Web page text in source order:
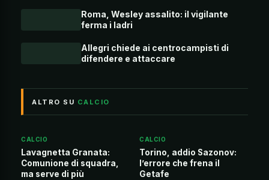
Roma, Wesley assalito: il vigilante
ferma i ladri
Allegri chiede ai centrocampisti di
difendere e attaccare
ALTRO SU CALCIO
CALCIO
Lavagnetta Granata:
Comunione di squadra,
ma serve di più
CALCIO
Torino, addio Sazonov:
l’errore che frena il
Getafe